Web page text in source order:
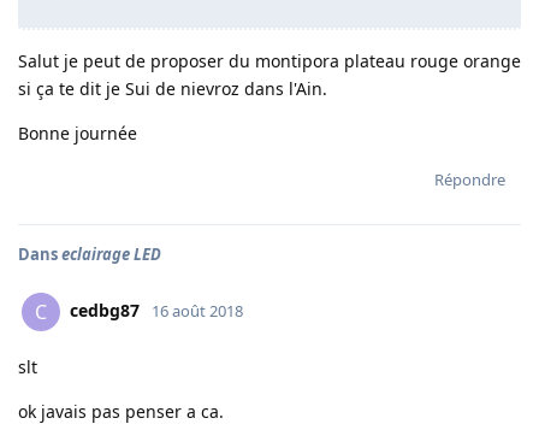
Salut je peut de proposer du montipora plateau rouge orange
si ça te dit je Sui de nievroz dans l'Ain.
Bonne journée
Répondre
Danseclairage LED
C cedbg87 16 août 2018
slt
ok javais pas penser a ca.